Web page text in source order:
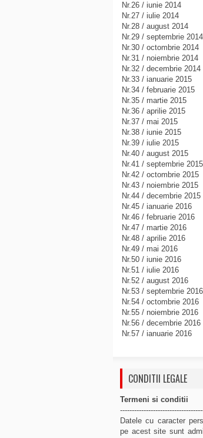
Nr.26 / iunie 2014
Nr.27 / iulie 2014
Nr.28 / august 2014
Nr.29 / septembrie 2014
Nr.30 / octombrie 2014
Nr.31 / noiembrie 2014
Nr.32 / decembrie 2014
Nr.33 / ianuarie 2015
Nr.34 / februarie 2015
Nr.35 / martie 2015
Nr.36 / aprilie 2015
Nr.37 / mai 2015
Nr.38 / iunie 2015
Nr.39 / iulie 2015
Nr.40 / august 2015
Nr.41 / septembrie 2015
Nr.42 / octombrie 2015
Nr.43 / noiembrie 2015
Nr.44 / decembrie 2015
Nr.45 / ianuarie 2016
Nr.46 / februarie 2016
Nr.47 / martie 2016
Nr.48 / aprilie 2016
Nr.49 / mai 2016
Nr.50 / iunie 2016
Nr.51 / iulie 2016
Nr.52 / august 2016
Nr.53 / septembrie 2016
Nr.54 / octombrie 2016
Nr.55 / noiembrie 2016
Nr.56 / decembrie 2016
Nr.57 / ianuarie 2016
CONDITII LEGALE
Termeni si conditii
Datele cu caracter
pe acest site sunt